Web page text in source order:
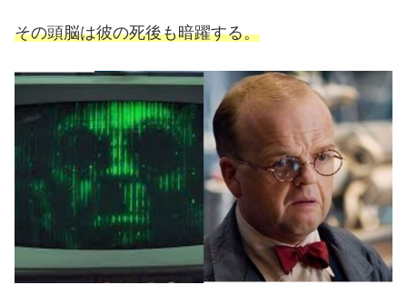
その頭脳は彼の死後も暗躍する。